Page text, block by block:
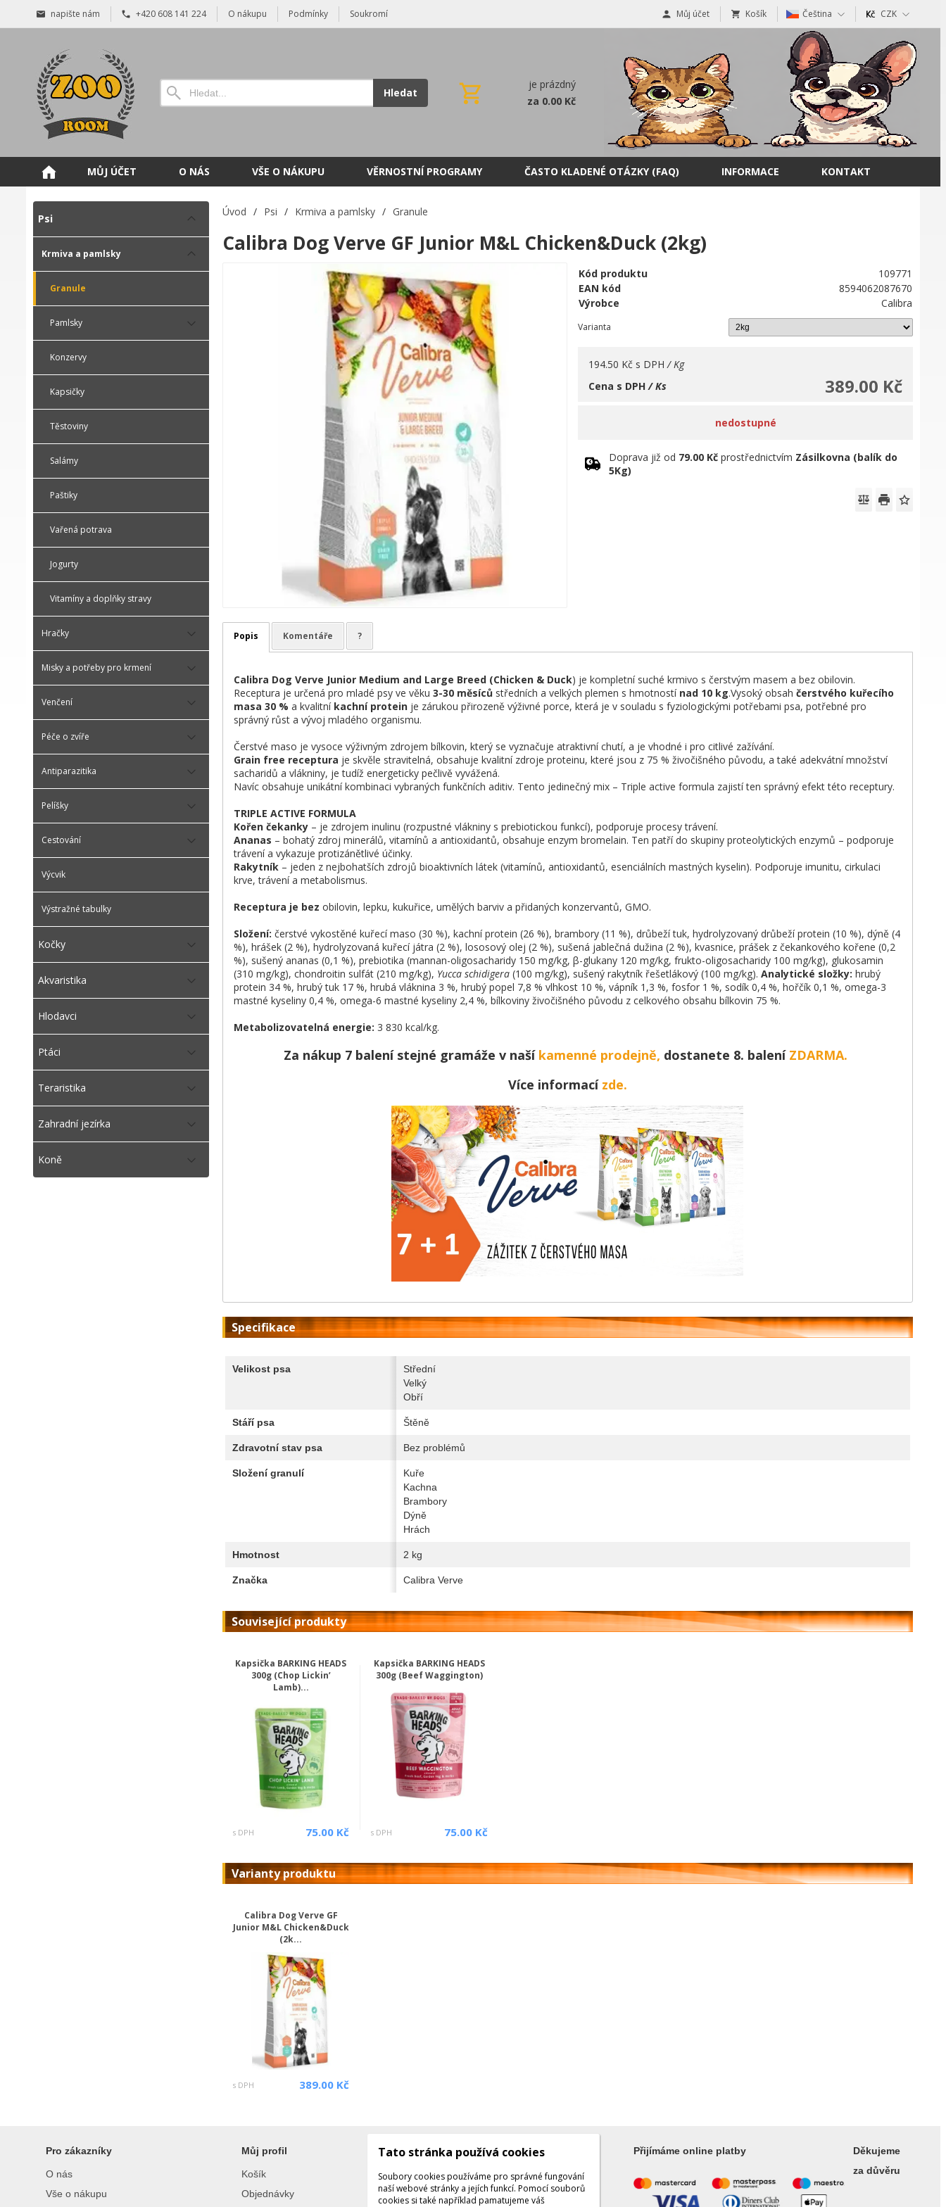
napište nám +420 608 141 224 O nákupu Podmínky Soukromí Můj účet Košík Čeština CZK
Hledat
je prázdný
za 0.00 Kč
MŮJ ÚČET O NÁS VŠE O NÁKUPU VĚRNOSTNÍ PROGRAMY ČASTO KLADENÉ OTÁZKY (FAQ) INFORMACE KONTAKT
Psi
Krmiva a pamlsky
Granule
Pamlsky
Konzervy
Kapsičky
Těstoviny
Salámy
Paštiky
Vařená potrava
Jogurty
Vitamíny a doplňky stravy
Hračky
Misky a potřeby pro krmení
Venčení
Péče o zvíře
Antiparazitika
Pelíšky
Cestování
Výcvik
Výstražné tabulky
Kočky
Akvaristika
Hlodavci
Ptáci
Teraristika
Zahradní jezírka
Koně
Úvod / Psi / Krmiva a pamlsky / Granule
Calibra Dog Verve GF Junior M&L Chicken&Duck (2kg)
Kód produktu
109771
EAN kód
8594062087670
Výrobce
Calibra
Varianta
194.50 Kč s DPH / Kg
389.00 Kč
Cena s DPH/ Ks
nedostupné
Doprava již od 79.00 Kč prostřednictvím Zásilkovna (balík do
5Kg)
Popis Komentáře ?
Calibra Dog Verve Junior Medium and Large Breed (Chicken & Duck) je kompletní suché krmivo s čerstvým masem a bez obilovin.
Receptura je určená pro mladé psy ve věku 3-30 měsíců středních a velkých plemen s hmotností nad 10 kg.Vysoký obsah čerstvého kuřecího
masa 30 % a kvalitníkachní proteinje zárukou přirozeně výživné porce, která je v souladu s fyziologickými potřebami psa, potřebné pro
správný růst a vývoj mladého organismu.
Čerstvé maso je vysoce výživným zdrojem bílkovin, který se vyznačuje atraktivní chutí, a je vhodné i pro citlivé zažívání.
Grain free receptura je skvěle stravitelná, obsahuje kvalitní zdroje proteinu, které jsou z 75 % živočišného původu, a také adekvátní množství
sacharidů a vlákniny, je tudíž energeticky pečlivě vyvážená.
Navíc obsahuje unikátní kombinaci vybraných funkčních aditiv. Tento jedinečný mix – Triple active formula zajistí ten správný efekt této receptury.
TRIPLE ACTIVE FORMULA
Kořen čekanky– je zdrojem inulinu (rozpustné vlákniny s prebiotickou funkcí), podporuje procesy trávení.
Ananas – bohatý zdroj minerálů, vitamínů a antioxidantů, obsahuje enzym bromelain. Ten patří do skupiny proteolytických enzymů – podporuje
trávení a vykazuje protizánětlivé účinky.
Rakytník– jeden z nejbohatších zdrojů bioaktivních látek (vitamínů, antioxidantů, esenciálních mastných kyselin). Podporuje imunitu, cirkulaci
krve, trávení a metabolismus.
Receptura je bez obilovin, lepku, kukuřice, umělých barviv a přidaných konzervantů, GMO.
Složení: čerstvé vykostěné kuřecí maso (30 %), kachní protein (26 %), brambory (11 %), drůbeží tuk, hydrolyzovaný drůbeží protein (10 %), dýně (4
%), hrášek (2 %), hydrolyzovaná kuřecí játra (2 %), lososový olej (2 %), sušená jablečná dužina (2 %), kvasnice, prášek z čekankového kořene (0,2
%), sušený ananas (0,1 %), prebiotika (mannan-oligosacharidy 150 mg/kg, β-glukany 120 mg/kg, frukto-oligosacharidy 100 mg/kg), glukosamin
(310 mg/kg), chondroitin sulfát (210 mg/kg), Yucca schidigera (100 mg/kg), sušený rakytník řešetlákový (100 mg/kg). Analytické složky: hrubý
protein 34 %, hrubý tuk 17 %, hrubá vláknina 3 %, hrubý popel 7,8 % vlhkost 10 %, vápník 1,3 %, fosfor 1 %, sodík 0,4 %, hořčík 0,1 %, omega-3
mastné kyseliny 0,4 %, omega-6 mastné kyseliny 2,4 %, bílkoviny živočišného původu z celkového obsahu bílkovin 75 %.
Metabolizovatelná energie: 3 830 kcal/kg.
Za nákup 7 balení stejné gramáže v naší kamenné prodejně, dostanete 8. baleníZDARMA.
Více informací zde.
Specifikace
Velikost psa
Střední
Velký
Obří
Stáří psa Štěně
Zdravotní stav psa Bez problémů
Složení granulí
Kuře
Kachna
Brambory
Dýně
Hrách
Hmotnost 2 kg
Značka Calibra Verve
Související produkty
Kapsička BARKING HEADS
300g (Chop Lickin’
Lamb)...
s DPH 75.00 Kč
Kapsička BARKING HEADS
300g (Beef Waggington)
s DPH 75.00 Kč
Varianty produktu
Calibra Dog Verve GF
Junior M&L Chicken&Duck
(2k...
s DPH 389.00 Kč
Pro zákazníky
O nás
Vše o nákupu
Můj profil
Košík
Objednávky
Kontakty
Kontaktujte nás
Tel.: +420 608 141 224
Přijímáme online platby
Děkujeme
za důvěru
Tato stránka používá cookies
Soubory cookies používáme pro správné fungování
naší webové stránky a jejích funkcí. Pomocí souborů
cookies si také například pamatujeme váš